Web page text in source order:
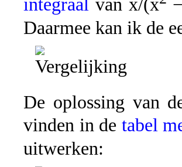
integraal van x/(x
Daarmee kan ik de
De oplossing van
vinden in de tabel
uitwerken: